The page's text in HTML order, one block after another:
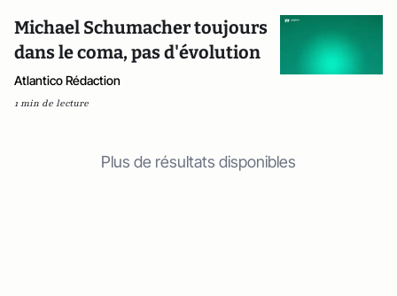
Michael Schumacher toujours
dans le coma, pas d'évolution
Atlantico Rédaction
1 min de lecture
Plus de résultats disponibles